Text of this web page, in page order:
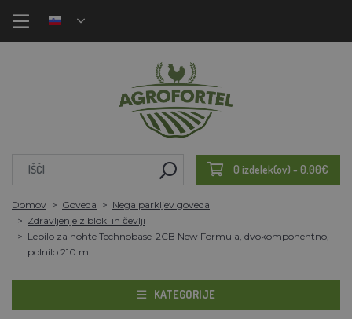
0 izdelek(ov) - 0.00€
Domov Goveda
Nega parkljev goveda
Zdravljenje z bloki in čevlji
Lepilo za nohte Technobase-2CB New Formula, dvokomponentno,
polnilo 210 ml
KATEGORIJE